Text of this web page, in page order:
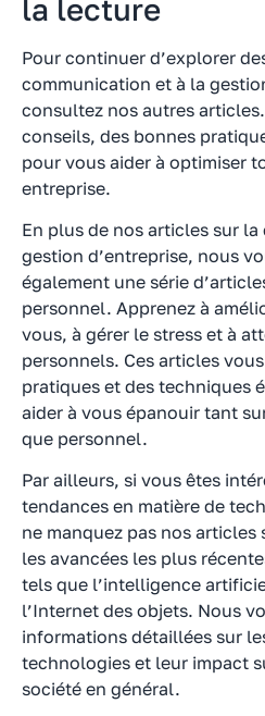
la lecture
Pour continuer d’explorer
communication et à la
consultez nos autres
conseils, des bonnes
pour vous aider à optimiser
entreprise.
En plus de nos articles sur
gestion d’entreprise, nous
également une série
personnel. Apprenez à
vous, à gérer le stress et à
personnels. Ces articles
pratiques et des techniques
aider à vous épanouir tant
que personnel.
Par ailleurs, si vous êtes
tendances en matière de
ne manquez pas nos articles
les avancées les plus
tels que l’intelligence
l’Internet des objets. Nous
informations détaillées sur
technologies et leur impact
société en général.